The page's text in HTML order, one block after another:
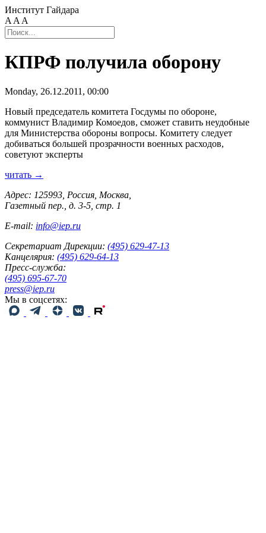
Институт Гайдара
A A A
КПРФ получила оборону
Monday, 26.12.2011, 00:00
Новый председатель комитета Госдумы по обороне,
коммунист Владимир Комоедов, сможет ставить неудобные
для Министерства обороны вопросы. Комитету следует
добиваться большей прозрачности военных расходов,
советуют эксперты
читать →
Адрес: 125993, Россия, Москва,
Газетный пер., д. 3-5, стр. 1
E-mail: info@iep.ru
Секретариат Дирекции: (495) 629-47-13
Канцелярия: (495) 629-64-13
Пресс-служба:
(495) 695-67-70
press@iep.ru
Мы в соцсетях: